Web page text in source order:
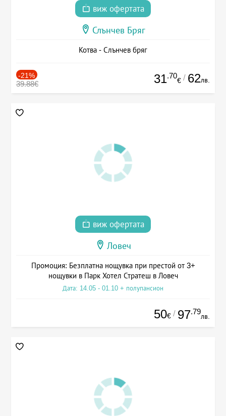
виж офертата
Слънчев Бряг
Котва - Слънчев бряг
-21%
39.88€ 31.70
€ / 62лв.
виж офертата
Ловеч
Промоция: Безплатна нощувка при престой от 3+
нощувки в Парк Хотел Стратеш в Ловеч
Дата: 14.05 - 01.10 + полупансион
50€ / 97.79
лв.